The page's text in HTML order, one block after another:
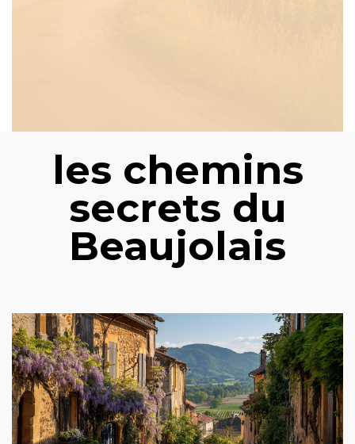
les chemins
secrets du
Beaujolais